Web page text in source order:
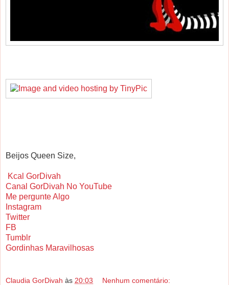
Beijos Queen Size,
Kcal GorDivah
Canal GorDivah No YouTube
Me pergunte Algo
Instagram
Twitter
FB
Tumblr
Gordinhas Maravilhosas
Claudia GorDivah às 20:03 Nenhum comentário: